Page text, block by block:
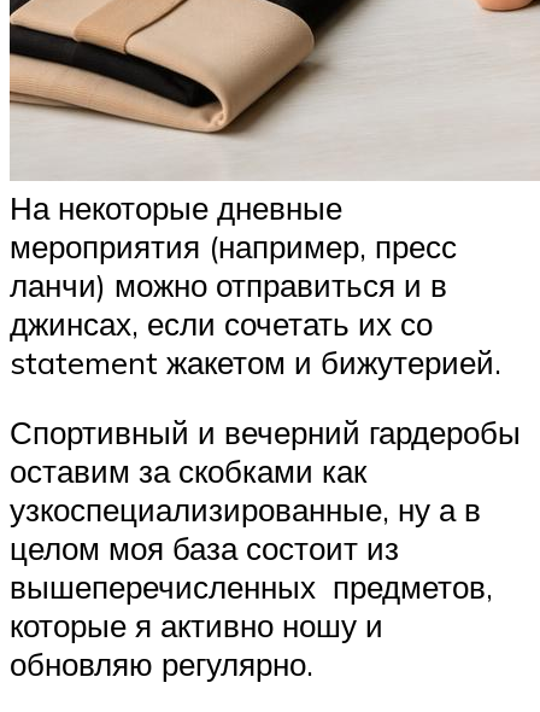
На некоторые дневные
мероприятия (например, пресс
ланчи) можно отправиться и в
джинсах, если сочетать их со
statement жакетом и бижутерией.
Спортивный и вечерний гардеробы
оставим за скобками как
узкоспециализированные, ну а в
целом моя база состоит из
вышеперечисленных предметов,
которые я активно ношу и
обновляю регулярно.